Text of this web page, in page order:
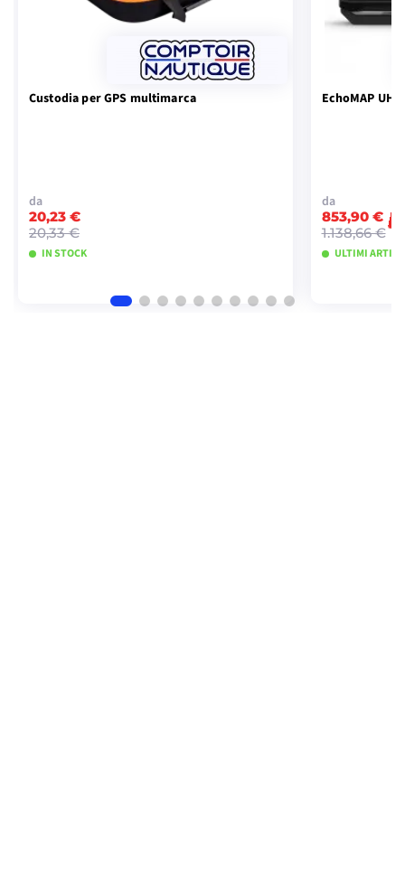
Custodia per GPS multimarca
da
20,23 €
20,33 €
IN STOCK
EchoMAP
da
853,90 €
1.138,66 €
ULTIMI